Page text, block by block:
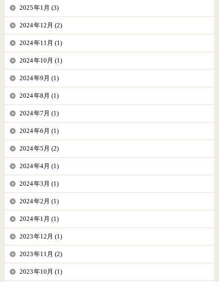
2025年1月 (3)
2024年12月 (2)
2024年11月 (1)
2024年10月 (1)
2024年9月 (1)
2024年8月 (1)
2024年7月 (1)
2024年6月 (1)
2024年5月 (2)
2024年4月 (1)
2024年3月 (1)
2024年2月 (1)
2024年1月 (1)
2023年12月 (1)
2023年11月 (2)
2023年10月 (1)